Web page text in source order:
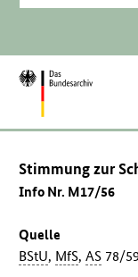
Zur
Stimmung zur
Info Nr. M17/56
Quelle
BStU, MfS,AS 78/